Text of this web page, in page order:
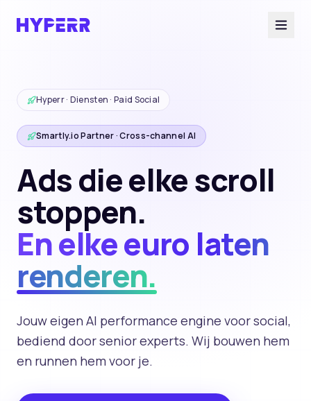
Diensten
AI Suite
Branches
Cases
Over ons
Hyperr · Diensten · Paid Social
Smartly.io Partner · Cross-channel AI
Ads die elke scroll
stoppen.
En elke euro laten
renderen.
Jouw eigen AI performance engine voor social,
bediend door senior experts. Wij bouwen hem
en runnen hem voor je.